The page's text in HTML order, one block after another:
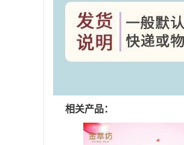
相关产品：